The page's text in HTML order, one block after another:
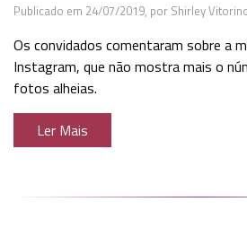
Publicado em 24/07/2019, por Shirley
Os convidados comentaram sobre a
Instagram, que não mostra mais o
fotos alheias.
Ler Mais